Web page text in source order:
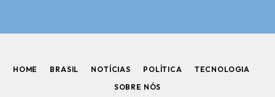
HOME BRASIL NOTÍCIAS POLÍTICA
TECNOLOGIA
SOBRE NÓS